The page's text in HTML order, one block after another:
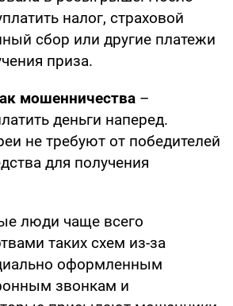
налог, страховой
сбор или другие платежи
приза.
мошенничества –
деньги наперед.
не требуют от победителей
для получения
люди чаще всего
таких схем из-за
оформленным
звонкам и